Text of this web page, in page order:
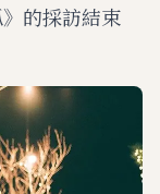
的採訪結束